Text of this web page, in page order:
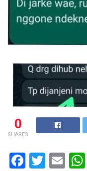
0
SHARES
F
T
E